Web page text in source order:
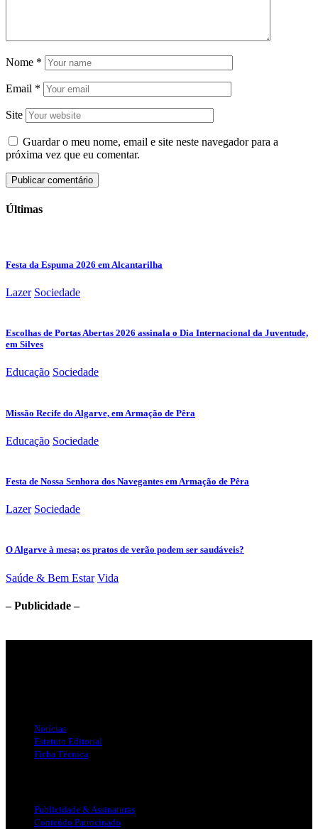
Nome *
Email *
Site
Guardar o meu nome, email e site neste navegador para a
próxima vez que eu comentar.
Últimas
Festa da Espuma 2026 em Alcantarilha
Lazer Sociedade
Escolhas de Portas Abertas 2026 assinala o Dia Internacional da Juventude,
em Silves
Educação Sociedade
Missão Recife do Algarve, em Armação de Pêra
Educação Sociedade
Festa de Nossa Senhora dos Navegantes em Armação de Pêra
Lazer Sociedade
O Algarve à mesa; os pratos de verão podem ser saudáveis?
Saúde & Bem Estar Vida
– Publicidade –
Notícias
Estatuto Editorial
Ficha Técnica
Publicidade & Assinaturas
Conteúdo Patrocinado